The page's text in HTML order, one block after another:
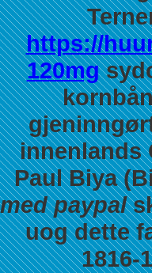
https://
120mg
innenlands
Paul Biya
med paypal
uog dette
1816-